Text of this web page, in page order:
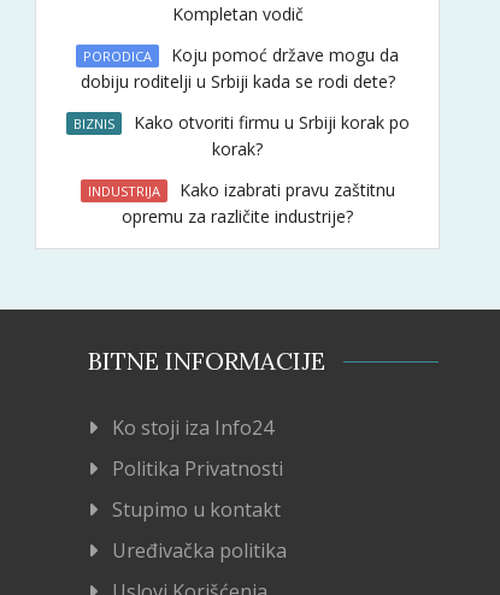
Kompletan vodič
PORODICA
Koju pomoć države mogu da
dobiju roditelji u Srbiji kada se rodi dete?
BIZNIS
Kako otvoriti firmu u Srbiji korak po
korak?
INDUSTRIJA
Kako izabrati pravu zaštitnu
opremu za različite industrije?
BITNE INFORMACIJE
Ko stoji iza Info24
Politika Privatnosti
Stupimo u kontakt
Uređivačka politika